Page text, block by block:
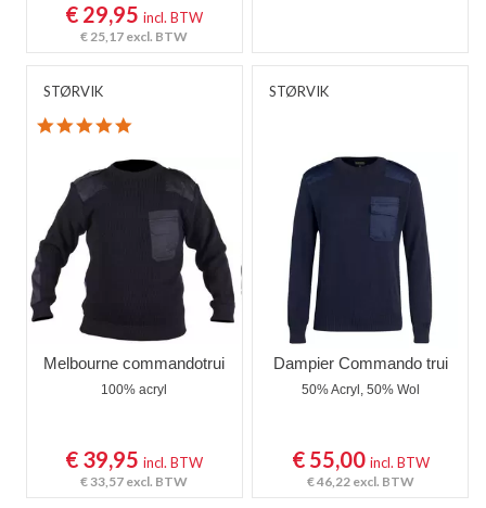
Werktruien met colkraag
Kindertruien
€ 29,95incl. BTW
€ 25,17 excl. BTW
STØRVIK
Melbourne commandotrui
100% acryl
€ 39,95incl. BTW
€ 33,57 excl. BTW
STØRVIK
Dampier Commando trui
50% Acryl, 50% Wol
€ 55,00 incl. BTW
€ 46,22 excl. BTW